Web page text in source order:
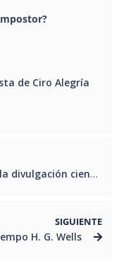
de Ciro Alegría
científica
SIGUIENTE
H. G. Wells